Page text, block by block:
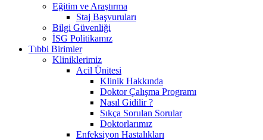
Eğitim ve Araştırma
Staj Başvuruları
Bilgi Güvenliği
İSG Politikamız
Tıbbi Birimler
Kliniklerimiz
Acil Ünitesi
Klinik Hakkında
Doktor Çalışma Programı
Nasıl Gidilir ?
Sıkça Sorulan Sorular
Doktorlarımız
Enfeksiyon Hastalıkları